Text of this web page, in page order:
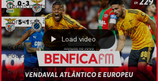
Todos posts
Conversas à
Benfica
Benfica
Podcast
Benfica FM
Load video